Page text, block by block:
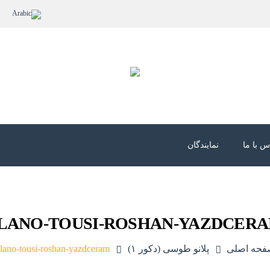
با ما نمایندگان
TOUSI-ROSHAN-
اصلی پلانو طوسی (دکور ۱) tousi-roshan-yazdceram